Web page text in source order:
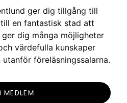
ger dig tillgång till
en fantastisk stad att
dig många möjligheter
värdefulla kunskaper
föreläsningssalarna.
MEDLEM